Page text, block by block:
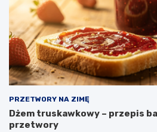
PRZETWORY NA ZIMĘ
Dżem truskawkowy – przepis
przetwory